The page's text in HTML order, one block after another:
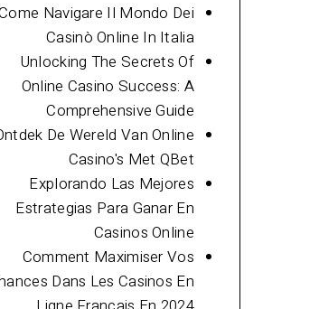
Navigare Il Mondo Dei
Casinò Online In Italia
Unlocking The Secrets Of
Online Casino Success: A
Comprehensive Guide
De Wereld Van Online
Casino's Met QBet
Explorando Las Mejores
Estrategias Para Ganar En
Casinos Online
Comment Maximiser Vos
Dans Les Casinos En